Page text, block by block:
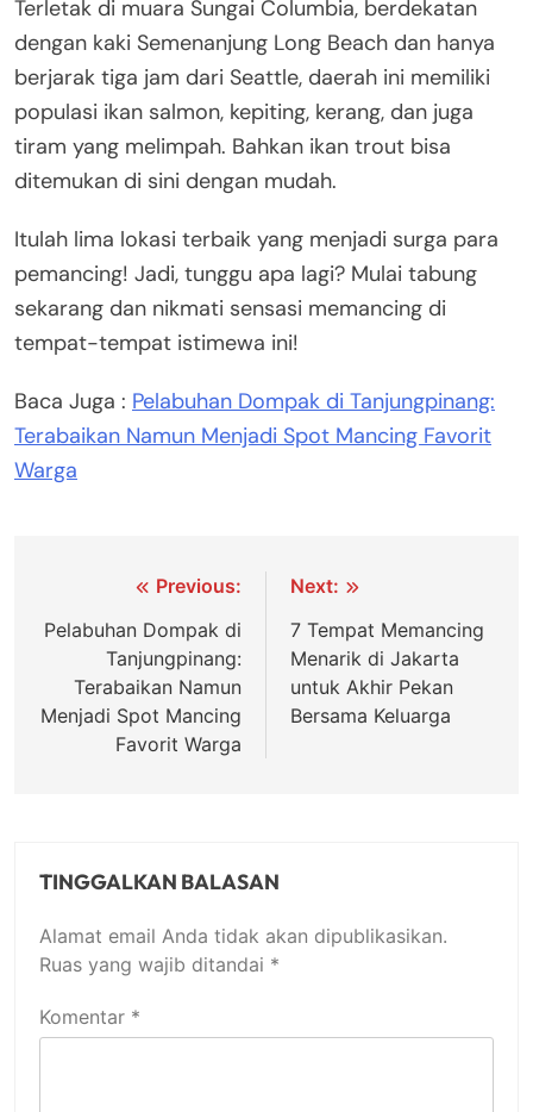
Terletak di muara Sungai Columbia, berdekatan
dengan kaki Semenanjung Long Beach dan hanya
berjarak tiga jam dari Seattle, daerah ini memiliki
populasi ikan salmon, kepiting, kerang, dan juga
tiram yang melimpah. Bahkan ikan trout bisa
ditemukan di sini dengan mudah.
Itulah lima lokasi terbaik yang menjadi surga para
pemancing! Jadi, tunggu apa lagi? Mulai tabung
sekarang dan nikmati sensasi memancing di
tempat-tempat istimewa ini!
Baca Juga : Pelabuhan Dompak di Tanjungpinang:
Terabaikan Namun Menjadi Spot Mancing Favorit
Warga
Navigasi
pos
Previous:
Pelabuhan Dompak di
Tanjungpinang:
Terabaikan Namun
Menjadi Spot Mancing
Favorit Warga
Next:
7 Tempat Memancing
Menarik di Jakarta
untuk Akhir Pekan
Bersama Keluarga
TINGGALKAN BALASAN
Alamat email Anda tidak akan dipublikasikan.
Ruas yang wajib ditandai *
Komentar *